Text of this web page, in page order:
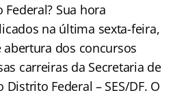
Sua hora
na última sexta-feira,
dos concursos
carreiras da Secretaria de
Federal – SES/DF. O